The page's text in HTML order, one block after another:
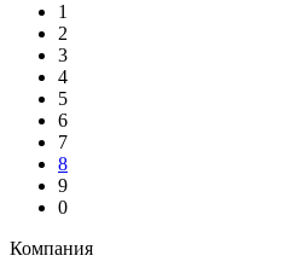
1
2
3
4
5
6
7
8
9
0
Компания